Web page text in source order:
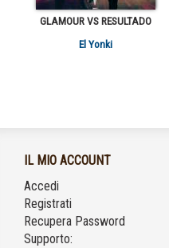
GLAMOUR VS RESULTADO
El Yonki
IL MIO ACCOUNT
Accedi
Registrati
Recupera Password
Supporto: